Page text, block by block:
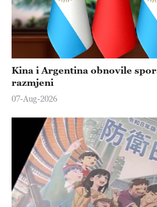
Kina i Argentina obnovile
razmjeni
07-Aug-2026